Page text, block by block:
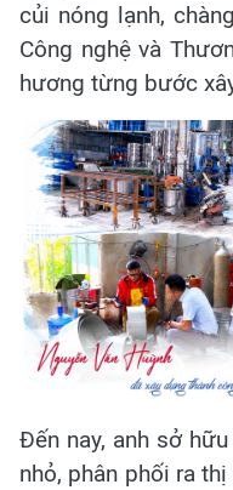
củi nóng lạnh,
Công nghệ và
hương từng bước
Đến nay, anh sở
nhỏ, phân phối ra